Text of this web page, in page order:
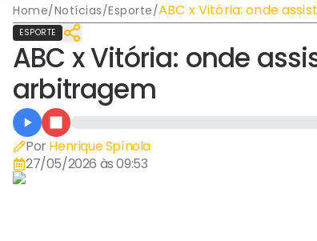
Home/Notícias/Esporte/ABC x Vitória: onde
prováveis escalações e
ESPORTE
ABC x Vitória: onde
arbitragem
Por Henrique Spínola
27/05/2026 às 09:53